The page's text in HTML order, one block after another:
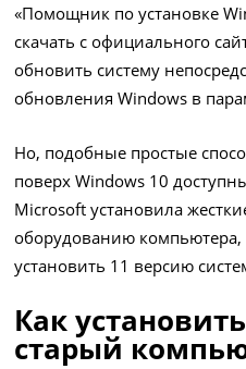
«Помощник по установке
скачать с официального
обновить систему
обновления Windows в
Но, подобные простые
поверх Windows 10
Microsoft установила
оборудованию
установить 11 версию
Как
старый